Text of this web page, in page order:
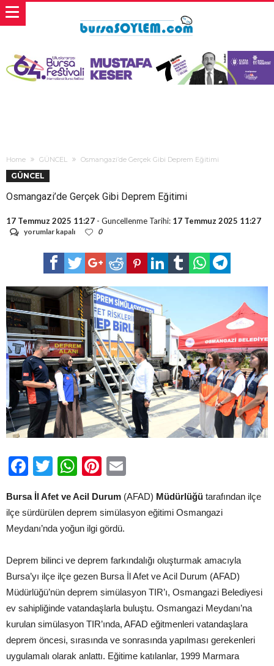
Home GÜNCEL Osmangazi’de Gerçek Gibi Deprem Eğitimi
GÜNCEL
Osmangazi’de Gerçek Gibi Deprem Eğitimi
17 Temmuz 2025 11:27 - Guncellenme Tarihi: 17 Temmuz 2025 11:27
Osmangazi’de
yorumlar kapalı 0
Facebook
TwitterWhatsApp
Pinterest
Bursa İl Afet ve Acil Durum (AFAD) Müdürlüğü tarafından ilçe
ilçe sürdürülen deprem simülasyon eğitimi Osmangazi
Meydanı’nda yoğun ilgi gördü.
Deprem bilinci ve deprem farkındalığı oluşturmak amacıyla
Bursa’yı ilçe ilçe gezen Bursa İl Afet ve Acil Durum (AFAD)
Müdürlüğü’nün deprem simülasyon TIR’ı, Osmangazi Belediyesi
ev sahipliğinde vatandaşlarla buluştu. Osmangazi Meydanı’na
kurulan simülasyon TIR’ında, AFAD eğitmenleri vatandaşlara
deprem öncesi, sırasında ve sonrasında yapılması gerekenleri
uygulamalı olarak anlattı. Eğitime katılanlar, 1999 Marmara